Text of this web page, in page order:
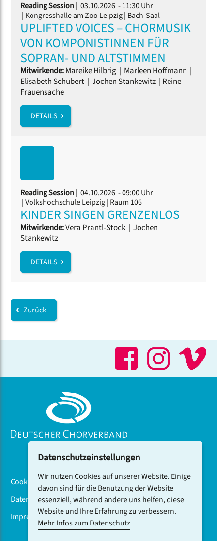
Reading Session | 03.10.2026 - 11:30 Uhr
| Kongresshalle am Zoo Leipzig | Bach-Saal
UPLIFTED VOICES – CHORMUSIK
VON KOMPONISTINNEN FÜR
SOPRAN- UND ALTSTIMMEN
Mitwirkende:Mareike Hilbrig | Marleen Hoffmann |
Elisabeth Schubert | Jochen Stankewitz | Reine
Frauensache
DETAILS
Reading Session | 04.10.2026 - 09:00 Uhr
| Volkshochschule Leipzig | Raum 106
KINDER SINGEN GRENZENLOS
Mitwirkende:Vera Prantl-Stock | Jochen
Stankewitz
DETAILS
Zurück
Cookiebanner
Datenschutz
Impressum
Datenschutzeinstellungen
Wir nutzen Cookies auf unserer Website. Einige
davon sind für die Benutzung der Website
essenziell, während andere uns helfen, diese
Website und Ihre Erfahrung zu verbessern.
Mehr Infos zum Datenschutz